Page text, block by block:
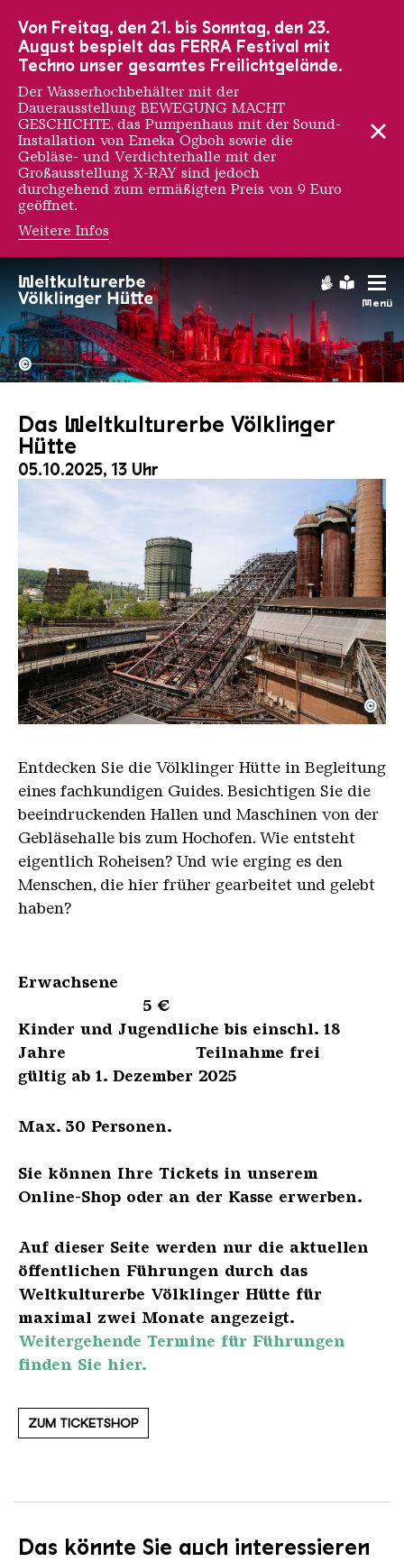
Menü
Hochofengruppe in Rot
Copyright:
©
Das Weltkulturerbe Völklinger
Hütte
05.10.2025, 13 Uhr
Der Erzschrägaufzug der Völklinger Hütte mit
Copyright: Weltkulturerbe Völklinger Hütte | Karl
©
Entdecken Sie die Völklinger Hütte in Begleitung
eines fachkundigen Guides. Besichtigen Sie die
beeindruckenden Hallen und Maschinen von der
Gebläsehalle bis zum Hochofen. Wie entsteht
eigentlich Roheisen? Und wie erging es den
Menschen, die hier früher gearbeitet und gelebt
haben?
Erwachsene
5 €
Kinder und Jugendliche bis einschl. 18
Jahre Teilnahme frei
gültig ab 1. Dezember 2025
Max. 30 Personen.
Sie können Ihre Tickets in unserem
Online-Shop oder an der Kasse erwerben.
Auf dieser Seite werden nur die aktuellen
öffentlichen Führungen durch das
Weltkulturerbe Völklinger Hütte für
maximal zwei Monate angezeigt.
Weitergehende Termine für Führungen
finden Sie hier.
ZUM TICKETSHOP
Das könnte Sie auch interessieren
Von Freitag, den 21. bis Sonntag, den 23.
August bespielt das FERRA Festival mit
Techno unser gesamtes Freilichtgelände.
Der Wasserhochbehälter mit der
Dauerausstellung BEWEGUNG MACHT
GESCHICHTE, das Pumpenhaus mit der Sound-
Installation von Emeka Ogboh sowie die
Gebläse- und Verdichterhalle mit der
Großausstellung X-RAY sind jedoch
durchgehend zum ermäßigten Preis von 9 Euro
geöffnet.
Weitere Infos